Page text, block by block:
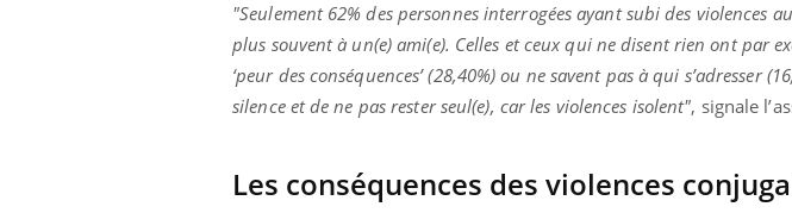
"Seulement 62% des personnes interrogées ayant subi des violences
plus souvent à un(e) ami(e). Celles et ceux qui ne disent rien ont par
‘peur des conséquences’ (28,40%) ou ne savent pas à qui s’adresser
silence et de ne pas rester seul(e), car les violences isolent", signale
Les conséquences des violences